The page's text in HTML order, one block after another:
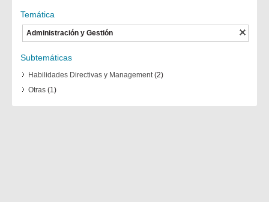
Temática
Administración y Gestión
Subtemáticas
Habilidades Directivas y Management(2)
Otras(1)